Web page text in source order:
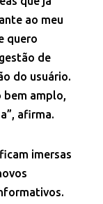
ao meu
quero
de
do usuário.
bem amplo,
afirma.
imersas